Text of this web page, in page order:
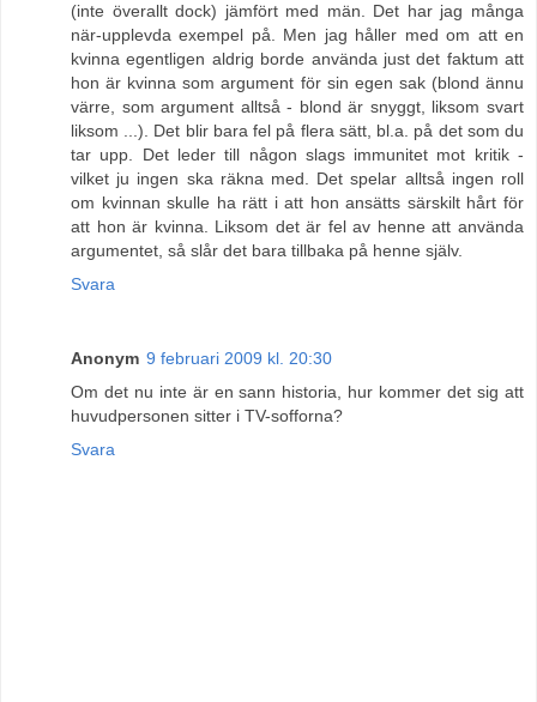
(inte överallt dock) jämfört med män. Det har jag många
när-upplevda exempel på. Men jag håller med om att en
kvinna egentligen aldrig borde använda just det faktum att
hon är kvinna som argument för sin egen sak (blond ännu
värre, som argument alltså - blond är snyggt, liksom svart
liksom ...). Det blir bara fel på flera sätt, bl.a. på det som du
tar upp. Det leder till någon slags immunitet mot kritik -
vilket ju ingen ska räkna med. Det spelar alltså ingen roll
om kvinnan skulle ha rätt i att hon ansätts särskilt hårt för
att hon är kvinna. Liksom det är fel av henne att använda
argumentet, så slår det bara tillbaka på henne själv.
Svara
Anonym 9 februari 2009 kl. 20:30
Om det nu inte är en sann historia, hur kommer det sig att
huvudpersonen sitter i TV-sofforna?
Svara